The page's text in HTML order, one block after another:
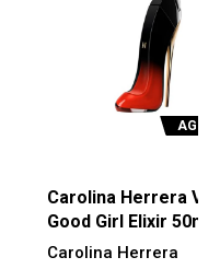
AGOTADO
Carolina Herrera Very
Good Girl Elixir 50ml
Carolina Herrera